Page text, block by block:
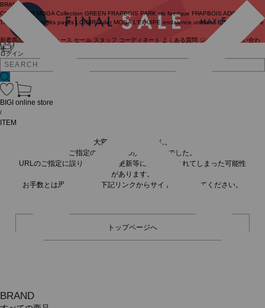
ログイン
BRAND
COUTURIER MOGA Collection GREEN FRAPBOIS PARK wb feerique FRAPBOIS ADIEU
TRISTESSE
congés payés LOISIR Julier MOGA L'EQUIPE endalence unbilanc BIGI online store
新着商品 ニュース セール スタッフ コーディネート よくある質問 ジャーナル
お問い合わ
せ
BRAND
BIGI online store
/
ITEM
大変申し訳ありません。
ご指定の商品が見つかりませんでした。
URLのご指定に誤りがあるか、更新等に伴い削除されてしまった可能性
があります。
お手数とは思いますが、下記リンクからサイトへ移動してください。
トップページへ